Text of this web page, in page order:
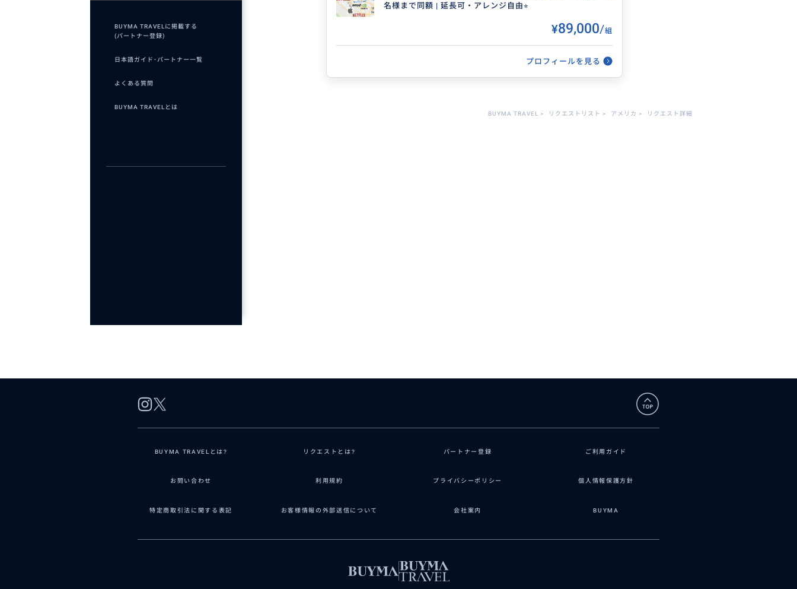
サンノゼ在住のため、
サンフランシスコ／シリコンバレー／サンタクルーズなど幅広く対応可能
サンフランシスコ・サンノゼの美味しいレストランを開拓するのが趣味で
した！ホテルの送迎に気遣い、写真をまとめて撮ってくださるなど全
名様まで同額 | 延長可・アレンジ自由⭐︎
¥89,000/組
プロフィールを見る
BUYMA TRAVEL > リクエストリスト > アメリカ > リクエスト詳細
BUYMA TRAVELとは? リクエストとは? パートナー登録 ご利用ガイド
お問い合わせ 利用規約 プライバシーポリシー 個人情報保護方針
特定商取引法に関する表記 お客様情報の外部送信について 会社案内 BUYMA
BUYMA TRAVELに掲載する
(パートナー登録)
日本語ガイド･パートナー一覧
よくある質問
BUYMA TRAVELとは